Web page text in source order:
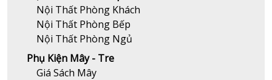
Nội Thất Phòng Khách
Nội Thất Phòng Bếp
Nội Thất Phòng Ngủ
Phụ Kiện Mây - Tre
Giá Sách Mây